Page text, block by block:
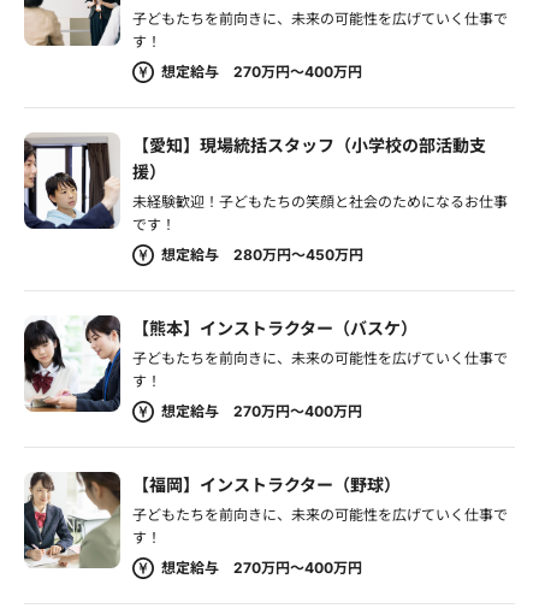
子どもたちを前向きに、未来の可能性を広げていく仕事で
す！
想定給与 270万円～400万円
【愛知】現場統括スタッフ（小学校の部活動支
援）
未経験歓迎！子どもたちの笑顔と社会のためになるお仕事
です！
想定給与 280万円～450万円
【熊本】インストラクター（バスケ）
子どもたちを前向きに、未来の可能性を広げていく仕事で
す！
想定給与 270万円～400万円
【福岡】インストラクター（野球）
子どもたちを前向きに、未来の可能性を広げていく仕事で
す！
想定給与 270万円～400万円